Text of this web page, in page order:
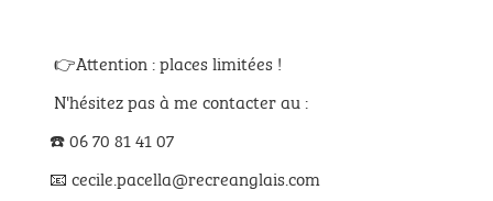
👉Attention : places limitées !
N'hésitez pas à me contacter au :
☎️ 06 70 81 41 07
📧 cecile.pacella@recreanglais.com